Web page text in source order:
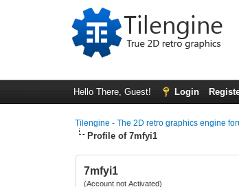
Hello There, Guest! Login
Tilengine - The 2D retro graphics engine
Profile of 7mfyi1
7mfyi1
(Account not Activated)